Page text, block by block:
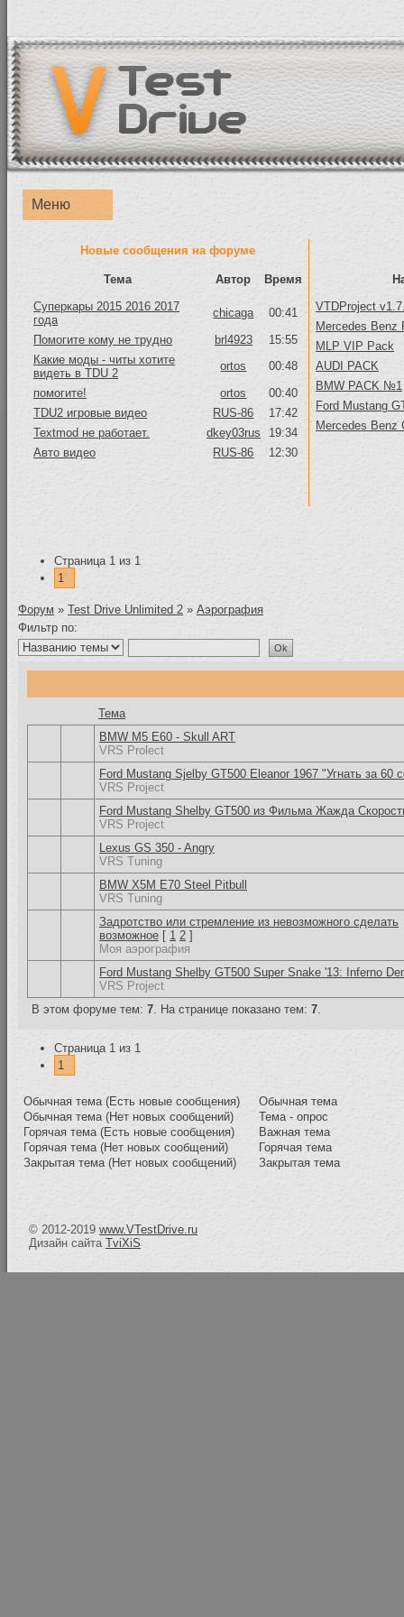
Меню
Новые сообщения на форуме
Тема Автор
Время
Суперкары 2015 2016 2017
года
chicaga
00:41
Помогите кому не трудно
brl4923
15:55
Какие моды - читы хотите
видеть в TDU 2
ortos
00:48
помогите!
ortos
00:40
TDU2 игровые видео
RUS-86
17:42
Textmod не работает.
dkey03rus
19:34
Авто видео
RUS-86 12:30
VTDProject
Mercedes Benz
MLP VIP Pack
AUDI PACK
BMW PACK №1
Ford Mustang
Mercedes Benz
Страница 1 из 1
1
Форум » Test Drive Unlimited 2 » Аэрография
Фильтр по:
Тема
BMW M5 E60 - Skull ART
VRS Prolect
Ford Mustang Sjelby GT500 Eleanor 1967 "Угнать за 60
VRS Project
Ford Mustang Shelby GT500 из Фильма Жажда
VRS Project
Lexus GS 350 - Angry
VRS Tuning
BMW X5M E70 Steel Pitbull
VRS Tuning
Задротство или стремление из невозможного сделать
возможное [ 1 2 ]
Моя аэрография
Ford Mustang Shelby GT500 Super Snake '13: Inferno
VRS Project
В этом форуме тем: 7. На странице показано тем: 7.
Страница 1 из 1
1
Обычная тема (Есть новые сообщения)
Обычная тема
Обычная тема (Нет новых сообщений)
Тема - опрос
Горячая тема (Есть новые сообщения)
Важная тема
Горячая тема (Нет новых сообщений)
Горячая тема
Закрытая тема (Нет новых сообщений)
Закрытая тема
© 2012-2019 www.VTestDrive.ru
Дизайн сайта TviXiS